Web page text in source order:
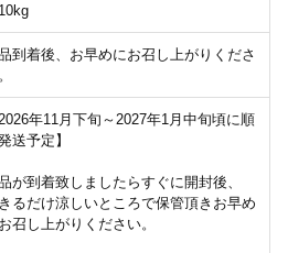
到着後、お早めにお召し上がりくださ
2026年11月下旬～2027年1月中旬頃に順
送予定】
が到着致しましたらすぐに開封後、
るだけ涼しいところで保管頂きお早め
召し上がりください。